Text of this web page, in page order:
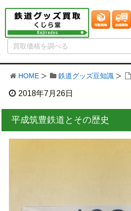
HOME 鉄道グッズ豆知識
2018年7月26日
平成筑豊鉄道とその歴史